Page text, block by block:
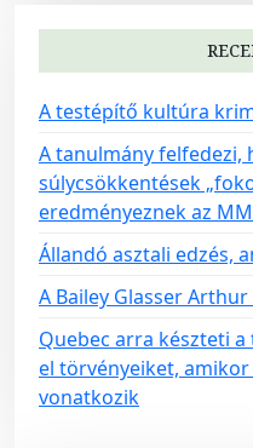
g
a
t
i
o
n
A testépítő kultúra
A tanulmány felfedezi,
súlycsökkentések
eredményeznek az
Állandó asztali edzés,
A Bailey Glasser
Quebec arra készteti
el törvényeiket, amikor
vonatkozik